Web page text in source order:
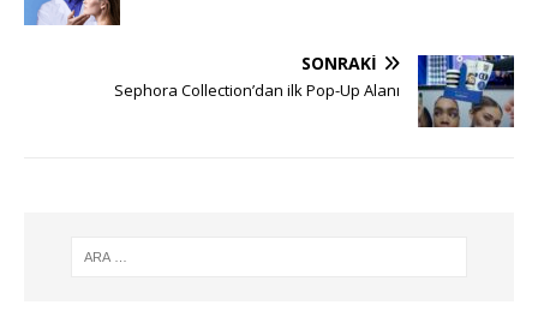
SONRAKI
Sephora Collection’dan ilk Pop-Up Alanı